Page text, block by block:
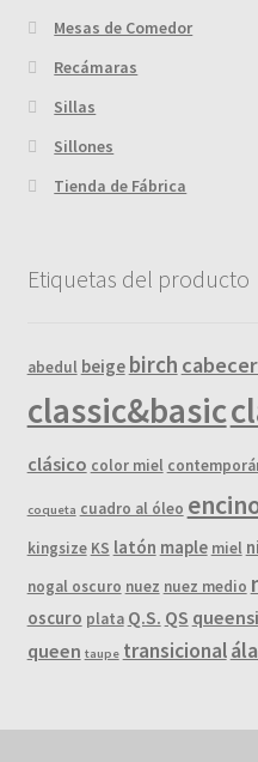
Mesas de Comedor
Recámaras
Sillas
Sillones
Tienda de Fábrica
Etiquetas del producto
abedul beige birch
classic&basic
clásico color miel
coqueta cuadro al óleo
kingsize KS latón maple miel
nogal oscuro nuez nuez medio
oscuro plata Q.S. QS
queen taupe transicional